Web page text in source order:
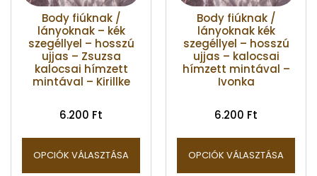
Body fiúknak /
lányoknak – kék
szegéllyel – hosszú
ujjas – Zsuzsa
kalocsai hímzett
mintával – Kirillke
6.200 Ft
OPCIÓK VÁLASZTÁSA
Body fiúknak /
lányoknak kék
szegéllyel – hosszú
ujjas – kalocsai
hímzett mintával –
Ivonka
6.200 Ft
OPCIÓK VÁLASZTÁSA